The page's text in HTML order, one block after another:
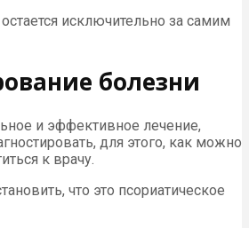
исключительно за самим
болезни
и эффективное лечение,
для этого, как можно
к врачу.
что это псориатическое